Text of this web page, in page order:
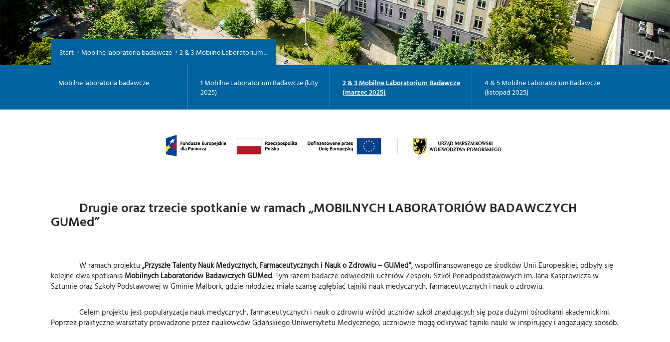
Start Mobilne laboratoria badawcze 2 & 3 Mobilne Laboratorium ...
Mobilne laboratoria badawcze
1 Mobilne Laboratorium Badawcze (luty
2025)
2 & 3 Mobilne Laboratorium Badawcze
(marzec 2025)
4 & 5 Mobilne Laboratorium Badawcze
(listopad 2025)
Drugie oraz trzecie spotkanie w ramach „MOBILNYCH LABORATORIÓW BADAWCZYCH
GUMed”
W ramach projektu „Przyszłe Talenty Nauk Medycznych, Farmaceutycznych i Nauk o Zdrowiu – GUMed”, współfinansowanego ze środków Unii Europejskiej, odbyły się
kolejne dwa spotkania Mobilnych Laboratoriów Badawczych GUMed. Tym razem badacze odwiedzili uczniów Zespołu Szkół Ponadpodstawowych im. Jana Kasprowicza w
Sztumie oraz Szkoły Podstawowej w Gminie Malbork, gdzie młodzież miała szansę zgłębiać tajniki nauk medycznych, farmaceutycznych i nauk o zdrowiu.
Celem projektu jest popularyzacja nauk medycznych, farmaceutycznych i nauk o zdrowiu wśród uczniów szkół znajdujących się poza dużymi ośrodkami akademickimi.
Poprzez praktyczne warsztaty prowadzone przez naukowców Gdańskiego Uniwersytetu Medycznego, uczniowie mogą odkrywać tajniki nauki w inspirujący i angażujący sposób.